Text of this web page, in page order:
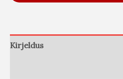
Kirjeldus